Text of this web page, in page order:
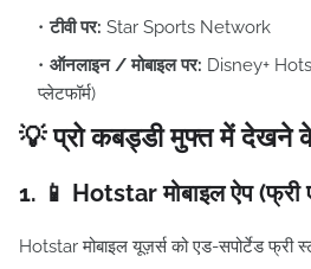
टीवी पर: Star Sports Network
ऑनलाइन / मोबाइल पर: Disney+
प्लेटफॉर्म)
💡 प्रो कबड्डी मुफ्त में देखने
1. 📱 Hotstar मोबाइल ऐप (फ्री
Hotstar मोबाइल यूज़र्स को एड-सपोर्टेड फ्री